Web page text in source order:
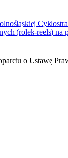
(rolek-reels)
o Ustawę